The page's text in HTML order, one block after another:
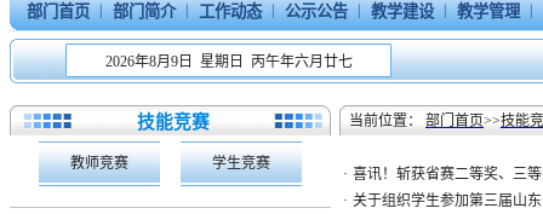
部门首页 | 部门简介 | 工作动态 | 公示公告 | 教学建设 | 教学管理 |
2026年8月9日 星期日 丙午年六月廿七
技能竞赛
教师竞赛 学生竞赛
当前位置： 部门首页>>技能
· 喜讯！斩获省赛二等奖、三
· 关于组织学生参加第三届山